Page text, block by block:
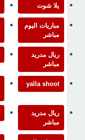
يلا شوت
مباريات اليوم
مباشر
ريال مدريد
مباشر
yalla shoot
ريال مدريد
مباشر